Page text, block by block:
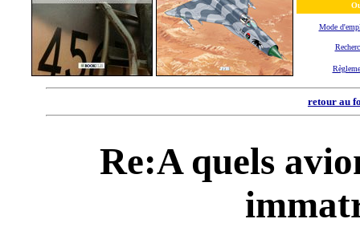
Mode
retour au
Re:A quels